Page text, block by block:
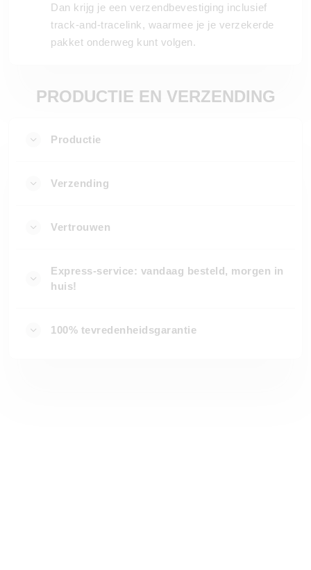
Dan krijg je een verzendbevestiging inclusief
track-and-tracelink, waarmee je je verzekerde
pakket onderweg kunt volgen.
PRODUCTIE EN VERZENDING
Productie
Verzending
Vertrouwen
Express-service: vandaag besteld, morgen in
huis!
100% tevredenheidsgarantie